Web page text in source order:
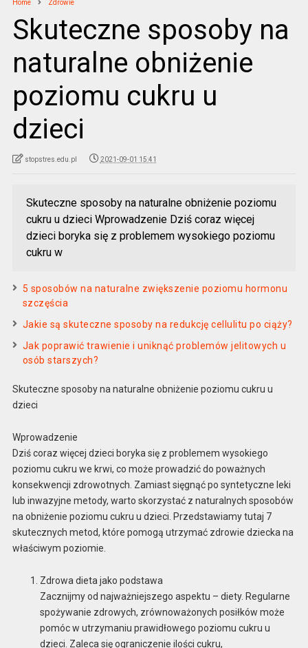
Home Zdrowie
Skuteczne sposoby na
naturalne obniżenie
poziomu cukru u
dzieci
stopstres.edu.pl 2021-09-01 15:41
Skuteczne sposoby na naturalne obniżenie poziomu
cukru u dzieci Wprowadzenie Dziś coraz więcej
dzieci boryka się z problemem wysokiego poziomu
cukru w
5 sposobów na naturalne zwiększenie poziomu hormonu
szczęścia
Jakie są skuteczne sposoby na redukcję cellulitu po ciąży?
Jak poprawić trawienie i uniknąć problemów jelitowych u
osób starszych?
Skuteczne sposoby na naturalne obniżenie poziomu cukru u
dzieci
Wprowadzenie
Dziś coraz więcej dzieci boryka się z problemem wysokiego
poziomu cukru we krwi, co może prowadzić do poważnych
konsekwencji zdrowotnych. Zamiast sięgnąć po syntetyczne leki
lub inwazyjne metody, warto skorzystać z naturalnych sposobów
na obniżenie poziomu cukru u dzieci. Przedstawiamy tutaj 7
skutecznych metod, które pomogą utrzymać zdrowie dziecka na
właściwym poziomie.
Zdrowa dieta jako podstawa
Zacznijmy od najważniejszego aspektu – diety. Regularne
spożywanie zdrowych, zrównoważonych posiłków może
pomóc w utrzymaniu prawidłowego poziomu cukru u
dzieci. Zaleca się ograniczenie ilości cukru,